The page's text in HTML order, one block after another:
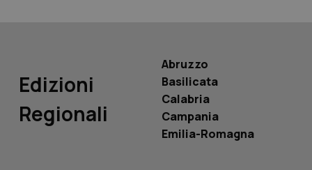
Edizioni
Regionali
Abruzzo
Basilicata
Calabria
Campania
Emilia-Romagna